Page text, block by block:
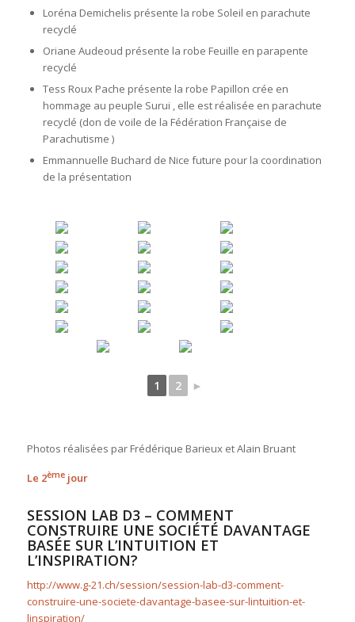
Loréna Demichelis présente la robe Soleil en parachute
recyclé
Oriane Audeoud présente la robe Feuille en parapente
recyclé
Tess Roux Pache présente la robe Papillon crée en
hommage au peuple Surui , elle est réalisée en parachute
recyclé (don de voile de la Fédération Française de
Parachutisme )
Emmannuelle Buchard de Nice future pour la coordination
de la présentation
1 2 ►
Photos réalisées par Frédérique Barieux et Alain Bruant
Le 2èmejour
SESSION LAB D3 – COMMENT
CONSTRUIRE UNE SOCIÉTÉ DAVANTAGE
BASÉE SUR L’INTUITION ET
L’INSPIRATION?
http://www.g-21.ch/session/session-lab-d3-comment-
construire-une-societe-davantage-basee-sur-lintuition-et-
linspiration/